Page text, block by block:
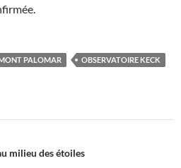
PALOMAR
OBSERVATOIRE KECK
milieu des étoiles